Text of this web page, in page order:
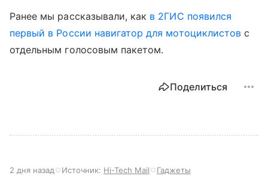
Ранее мы рассказывали, как в 2ГИС появился
первый в России навигатор для мотоциклистов с
отдельным голосовым пакетом.
Поделиться
2 дня назад Источник: Hi-Tech Mail Гаджеты